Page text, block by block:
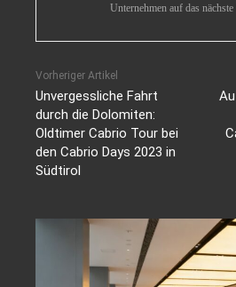
Unternehmen auf das
Vorheriger Artikel
Unvergessliche Fahrt
durch die Dolomiten:
Oldtimer Cabrio Tour bei
den Cabrio Days 2023 in
Südtirol